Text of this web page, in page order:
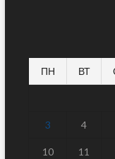
ПН ВТ
3 4
10 11